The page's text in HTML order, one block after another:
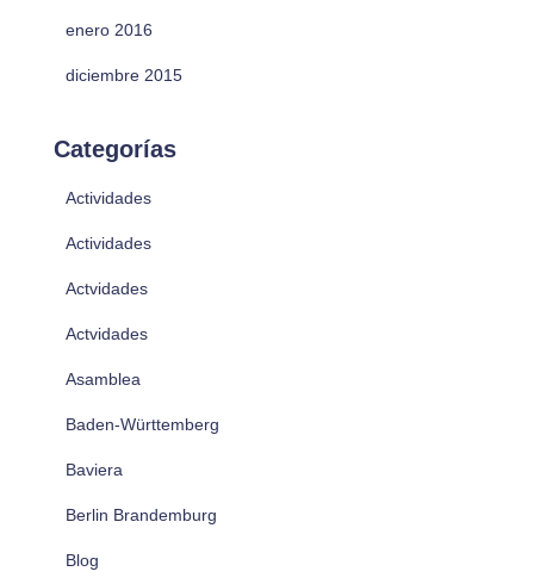
enero 2016
diciembre 2015
Categorías
Actividades
Actividades
Actvidades
Actvidades
Asamblea
Baden-Württemberg
Baviera
Berlin Brandemburg
Blog